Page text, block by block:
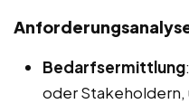
Bedarfsermittlung
oder Stakeholdern,